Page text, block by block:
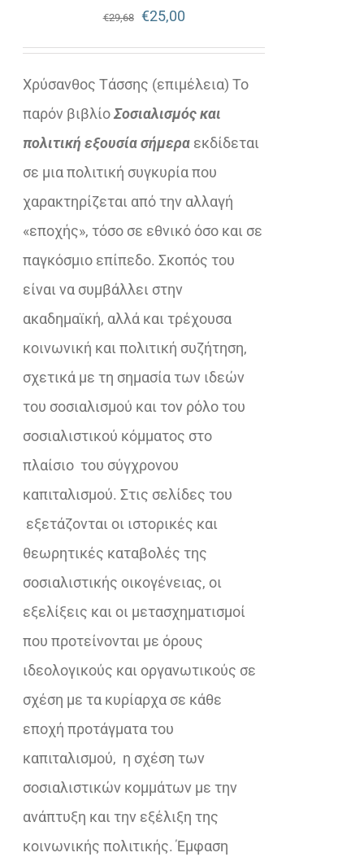
€29,68
Original
price
€29,68.
€25,00Η
τρέχουσα
τιμή
είναι:
€25,00.
Χρύσανθος Τάσσης (επιμέλεια) Το
παρόν βιβλίοΣοσιαλισμός και
πολιτική εξουσία σήμερα εκδίδεται
σε μια πολιτική συγκυρία που
χαρακτηρίζεται από την αλλαγή
«εποχής», τόσο σε εθνικό όσο και σε
παγκόσμιο επίπεδο. Σκοπός του
είναι να συμβάλλει στην
ακαδημαϊκή, αλλά και τρέχουσα
κοινωνική και πολιτική συζήτηση,
σχετικά με τη σημασία των ιδεών
του σοσιαλισμού και τον ρόλο του
σοσιαλιστικού κόμματος στο
πλαίσιο του σύγχρονου
καπιταλισμού. Στις σελίδες του
εξετάζονται οι ιστορικές και
θεωρητικές καταβολές της
σοσιαλιστικής οικογένειας, οι
εξελίξεις και οι μετασχηματισμοί
που προτείνονται με όρους
ιδεολογικούς και οργανωτικούς σε
σχέση με τα κυρίαρχα σε κάθε
εποχή προτάγματα του
καπιταλισμού, η σχέση των
σοσιαλιστικών κομμάτων με την
ανάπτυξη και την εξέλιξη της
κοινωνικής πολιτικής. Έμφαση